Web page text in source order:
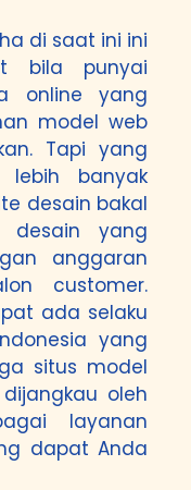
di saat ini ini
bila punyai
online yang
model web
Tapi yang
banyak
desain bakal
desain yang
anggaran
customer.
ada selaku
yang
situs model
oleh
layanan
dapat Anda